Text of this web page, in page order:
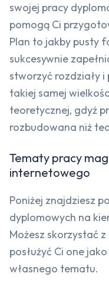
swojej pracy
pomogą Ci
Plan to jakby pusty
sukcesywnie
stworzyć rozdziały i
takiej samej
teoretycznej, gdyż
rozbudowana niż
Tematy pracy
internetowego
Poniżej znajdziesz
dyplomowych na
Możesz skorzystać
posłużyć Ci one
własnego tematu.